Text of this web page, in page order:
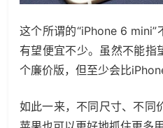
这个所谓的“iPhone 6 mini”
有望便宜不少。虽然不能指
个廉价版，但至少会比
如此一来，不同尺寸、不同